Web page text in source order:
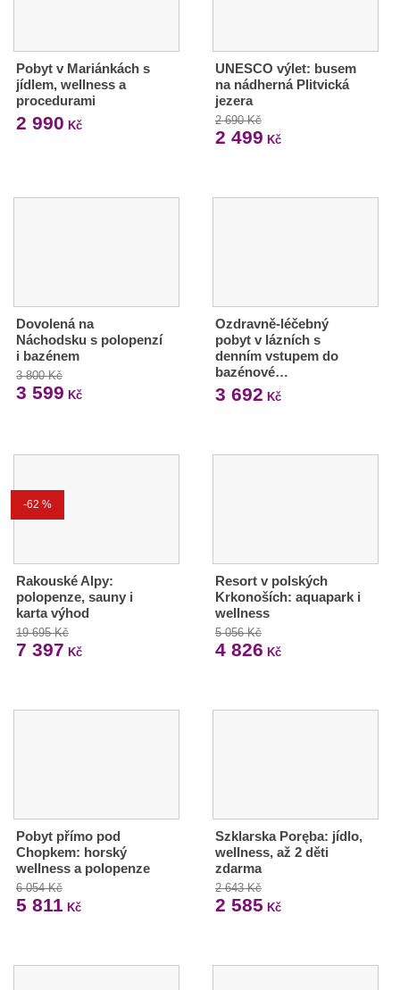
Pobyt v Mariánkách s
jídlem, wellness a
procedurami
2 990 Kč
UNESCO výlet: busem
na nádherná Plitvická
jezera
2 690 Kč
2 499 Kč
Dovolená na
Náchodsku s polopenzí
i bazénem
3 800 Kč
3 599 Kč
Ozdravně-léčebný
pobyt v lázních s
denním vstupem do
bazénové…
3 692 Kč
-62 %
Rakouské Alpy:
polopenze, sauny i
karta výhod
19 695 Kč
7 397 Kč
Resort v polských
Krkonoších: aquapark i
wellness
5 056 Kč
4 826 Kč
Pobyt přímo pod
Chopkem: horský
wellness a polopenze
6 054 Kč
5 811 Kč
Szklarska Poręba: jídlo,
wellness, až 2 děti
zdarma
2 643 Kč
2 585 Kč